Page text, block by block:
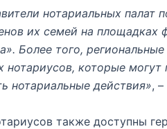
нотариальных палат
их семей на площадках
Более того,
нотариусов, которые могут
нотариальные действия»,
также доступны